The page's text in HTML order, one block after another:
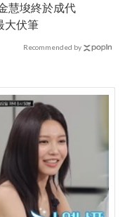
慧埈終於成代
大伏筆
Recommended by